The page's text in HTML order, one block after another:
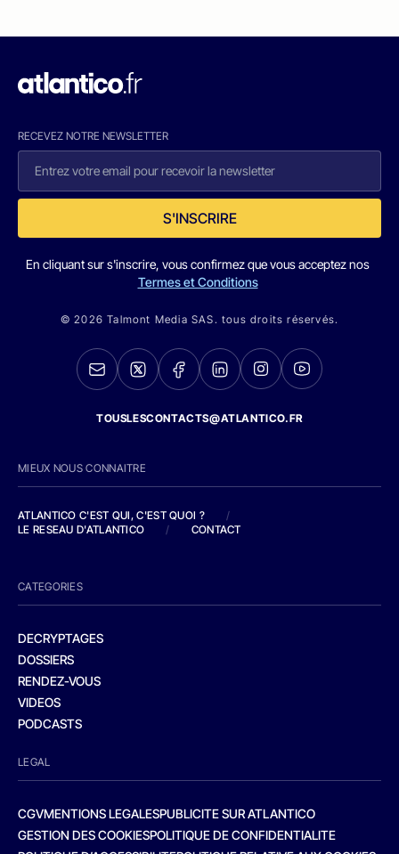
RECEVEZ NOTRE NEWSLETTER
S'INSCRIRE
En cliquant sur s'inscrire, vous confirmez que vous acceptez nos
Termes et Conditions
© 2026 Talmont Media SAS. tous droits réservés.
TOUSLESCONTACTS@ATLANTICO.FR
MIEUX NOUS CONNAITRE
ATLANTICO C'EST QUI, C'EST QUOI ?
/
LE RESEAU D'ATLANTICO
/ CONTACT
CATEGORIES
DECRYPTAGES
DOSSIERS
RENDEZ-VOUS
VIDEOS
PODCASTS
LEGAL
CGVMENTIONS LEGALESPUBLICITE SUR ATLANTICO
GESTION DES COOKIESPOLITIQUE DE CONFIDENTIALITE